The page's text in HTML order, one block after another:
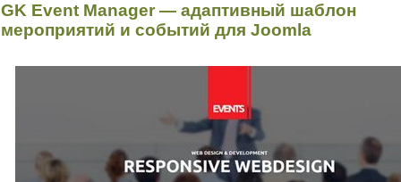
GK Event Manager — адаптивный шаблон
мероприятий и событий для Joomla